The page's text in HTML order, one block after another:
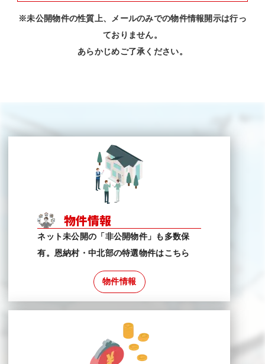
※未公開物件の性質上、メールのみでの物件情報開示は行っ
ておりません。
あらかじめご了承ください。
物件情報
ネット未公開の「非公開物件」も多数保
有。恩納村・中北部の特選物件はこちら
物件情報